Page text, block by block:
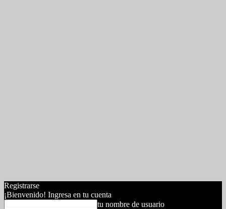
Registrarse
¡Bienvenido! Ingresa en tu cuenta
tu nombre de usuario